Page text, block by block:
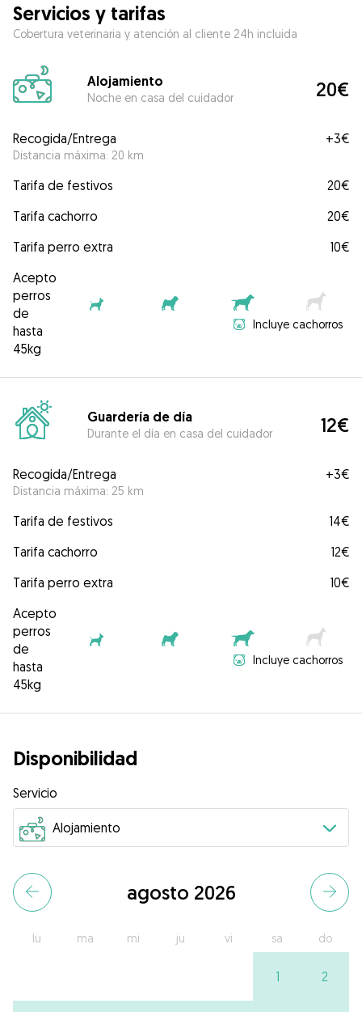
Servicios y tarifas
Cobertura veterinaria y atención al cliente 24h incluida
Alojamiento
Noche en casa del cuidador 20€
Recogida/Entrega
Distancia máxima: 20 km
+3€
Tarifa de festivos
20€
Tarifa cachorro
20€
Tarifa perro extra
10€
Acepto
perros
de
hasta
45kg
Incluye cachorros
Guardería de día
Durante el día en casa del cuidador 12€
Recogida/Entrega
Distancia máxima: 25 km
+3€
Tarifa de festivos
14€
Tarifa cachorro
12€
Tarifa perro extra
10€
Acepto
perros
de
hasta
45kg
Incluye cachorros
Disponibilidad
Servicio
agosto 2026
lu ma mi ju vi sa do
1 2